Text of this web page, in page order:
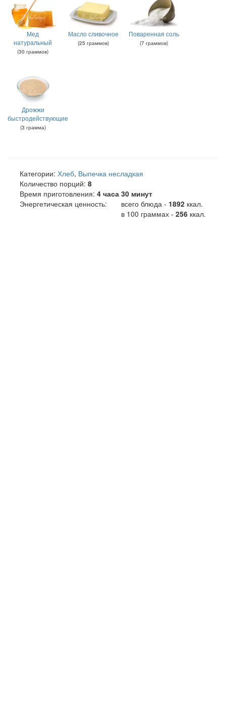
Мед
натуральный
(30 граммов)
Масло сливочное
(25 граммов)
Поваренная соль
(7 граммов)
Дрожжи
быстродействующие
(3 грамма)
Категории: Хлеб, Выпечка несладкая
Количество порций: 8
Время приготовления: 4 часа 30 минут
Энергетическая ценность:
всего блюда - 1892 ккал.
в 100 граммах - 256 ккал.